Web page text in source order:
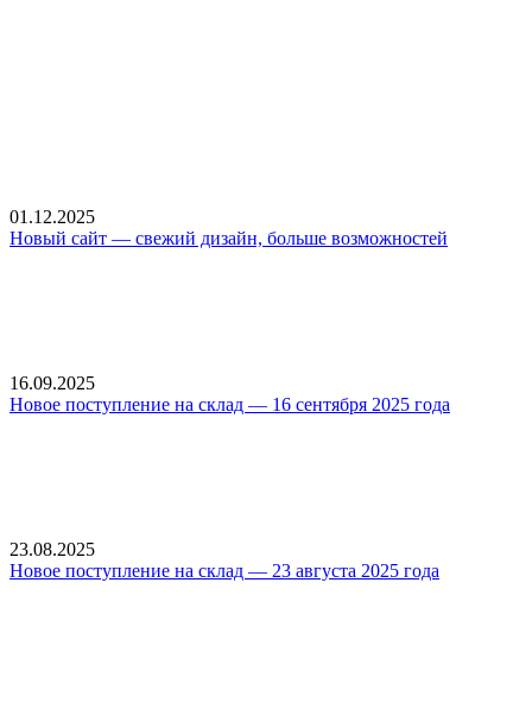
01.12.2025
Новый сайт — свежий дизайн, больше возможностей
16.09.2025
Новое поступление на склад — 16 сентября 2025 года
23.08.2025
Новое поступление на склад — 23 августа 2025 года